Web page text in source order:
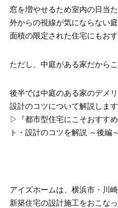
窓を増やせるため室内の日当
外からの視線が気にならない
面積の限定された住宅にもおす
ただし、中庭がある家だから
後半では中庭のある家のデメ
設計のコツについて解説します
▷『都市型住宅にこそおすす
ト・設計のコツを解説 ～後編～
アイズホームは、横浜市・川
新築住宅の設計施工をおこな